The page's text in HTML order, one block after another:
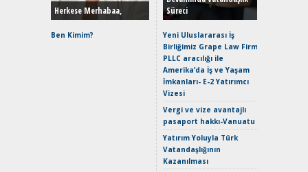
Herkese Merhabaa,
Ben Kimim?
Süreci
Yeni Uluslararası İş
Birliğimiz Grape Law Firm
PLLC aracılığı ile
Amerika’da İş ve Yaşam
İmkanları- E-2 Yatırımcı
Vizesi
Vergi ve vize avantajlı
pasaport hakkı-Vanuatu
Yatırım Yoluyla Türk
Vatandaşlığının
Kazanılması